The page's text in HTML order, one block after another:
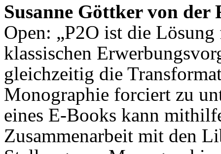
Susanne Göttker von der
Open: „P2O ist die
klassischen
gleichzeitig die
Monographie forciert zu
eines E-Books kann
Zusammenarbeit mit den